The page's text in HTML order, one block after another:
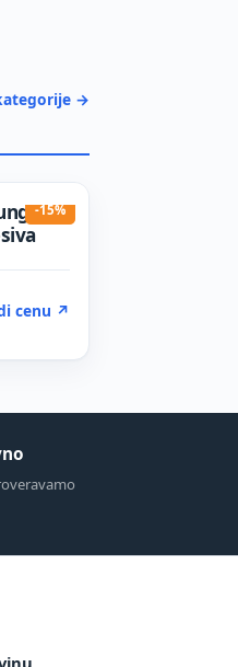
→
-15%
was: 9.705 din.
is: 8.249 din.
cenu ↗